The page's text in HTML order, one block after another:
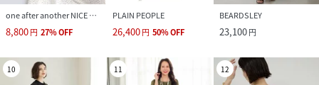
one after another NICE CLAUP
8,800円 27%OFF
PLAIN PEOPLE
26,400円 50%OFF
BEARDSLEY
23,100円
10 11 12